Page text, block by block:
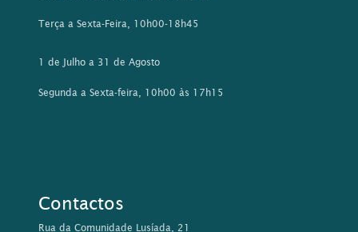
Terça a Sexta-Feira, 10h00-18h45
1 de Julho a 31 de Agosto
Segunda a Sexta-feira, 10h00 às 17h15
Contactos
Rua da Comunidade Lusíada, 21